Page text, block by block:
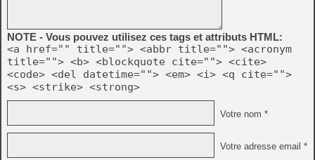
NOTE - Vous pouvez utilisez ces tags et attributs HTML:
<a href="" title=""> <abbr title=""> <acronym
title=""> <b> <blockquote cite=""> <cite>
<code> <del datetime=""> <em> <i> <q cite="">
<s> <strike> <strong>
Votre nom *
Votre adresse email *